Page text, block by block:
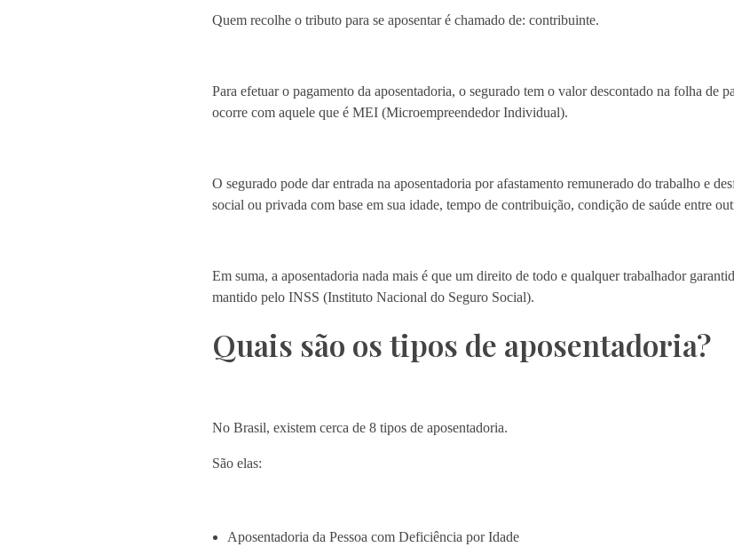
Quem recolhe o tributo para se aposentar é chamado de: contribuinte.
Para efetuar o pagamento da aposentadoria, o segurado tem o valor descontado na folha de
ocorre com aquele que é MEI (Microempreendedor Individual).
O segurado pode dar entrada na aposentadoria por afastamento remunerado do trabalho e
social ou privada com base em sua idade, tempo de contribuição, condição de saúde entre
Em suma, a aposentadoria nada mais é que um direito de todo e qualquer trabalhador
mantido pelo INSS (Instituto Nacional do Seguro Social).
Quais são os tipos de aposentadoria?
No Brasil, existem cerca de 8 tipos de aposentadoria.
São elas:
Aposentadoria da Pessoa com Deficiência por Idade